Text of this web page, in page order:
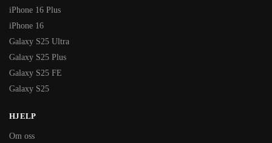
iPhone 16 Plus
iPhone 16
Galaxy S25 Ultra
Galaxy S25 Plus
Galaxy S25 FE
Galaxy S25
HJELP
Om oss